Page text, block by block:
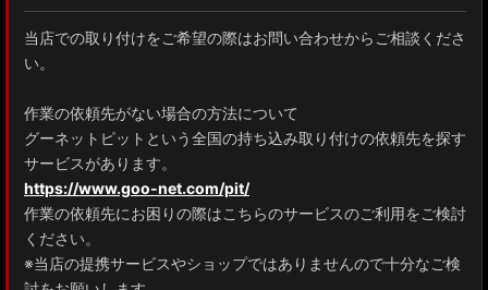
当店での取り付けをご希望の際はお問い合わせからご相談くださ
い。
作業の依頼先がない場合の方法について
グーネットピットという全国の持ち込み取り付けの依頼先を探す
サービスがあります。
https://www.goo-net.com/pit/
作業の依頼先にお困りの際はこちらのサービスのご利用をご検討
ください。
※当店の提携サービスやショップではありませんので十分なご検